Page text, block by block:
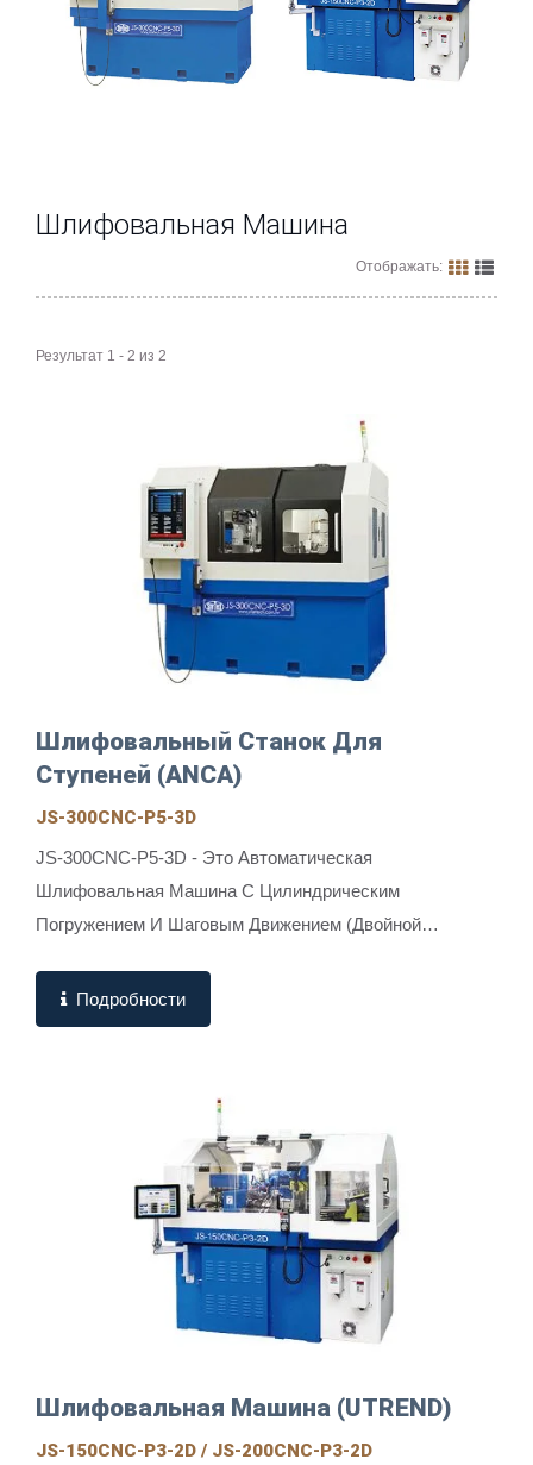
Шлифовальная Машина
Отображать:
Результат 1 - 2 из 2
Шлифовальный Станок Для
Ступеней (ANCA)
JS-300CNC-P5-3D
JS-300CNC-P5-3D - Это Автоматическая
Шлифовальная Машина С Цилиндрическим
Погружением И Шаговым Движением (двойной
Подробности
Шлифовальная Машина (UTREND)
JS-150CNC-P3-2D / JS-200CNC-P3-2D